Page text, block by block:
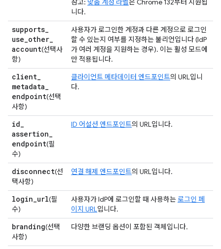
참고: 맞춤 계정 라벨은 Chrome 132부터 지원됩
니다.
supports_
use_other_
account(선택사
항)
사용자가 로그인한 계정과 다른 계정으로 로그인
할 수 있는지 여부를 지정하는 불리언입니다 (IdP
가 여러 계정을 지원하는 경우). 이는 활성 모드에
만 적용됩니다.
client_
metadata_
endpoint(선택
사항)
클라이언트 메타데이터 엔드포인트의 URL입니
다.
id_
assertion_
endpoint(필
수)
ID 어설션 엔드포인트의 URL입니다.
disconnect(선
택사항)
연결 해제 엔드포인트의 URL입니다.
login_url(필
수)
사용자가 IdP에 로그인할 때 사용하는로그인 페
이지 URL입니다.
branding(선택
사항)
다양한 브랜딩 옵션이 포함된 객체입니다.